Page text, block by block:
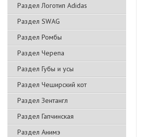
Раздел Логотип Adidas
Раздел SWAG
Раздел Ромбы
Раздел Черепа
Раздел Губы и усы
Раздел Чеширский кот
Раздел Зентангл
Раздел Гапчинская
Раздел Анимэ